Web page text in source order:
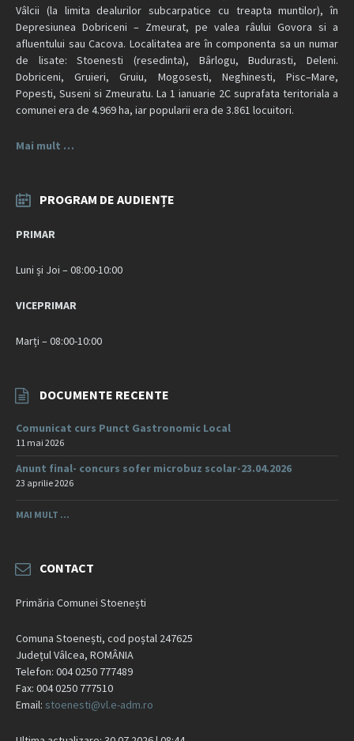
Vâlcii (la limita dealurilor subcarpatice cu treapta muntilor), în
Depresiunea Dobriceni – Zmeurat, pe valea râului Govora si a
afluentului sau Cacova. Localitatea are în componenta sa un numar
de lisate: Stoenesti (resedinta), Bârlogu, Budurasti, Deleni.
Dobriceni, Gruieri, Gruiu, Mogosesti, Neghinesti, Pisc–Mare,
Popesti, Suseni si Zmeuratu. La 1 ianuarie 2C suprafata teritoriala a
comunei era de 4.969 ha, iar popularii era de 3.861 locuitori.
Mai mult …
PROGRAM DE AUDIENȚE
PRIMAR
Luni și Joi – 08:00-10:00
VICEPRIMAR
Marți – 08:00-10:00
DOCUMENTE RECENTE
Comunicat curs Punct Gastronomic Local
11 mai 2026
Anunt final- concurs sofer microbuz scolar-23.04.2026
23 aprilie 2026
MAI MULT ...
CONTACT
Primăria Comunei Stoenești
Comuna Stoenești, cod poștal 247625
Județul Vâlcea, ROMÂNIA
Telefon: 004 0250 777489
Fax: 004 0250 777510
Email: stoenesti@vl.e-adm.ro